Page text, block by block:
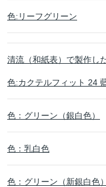
色:リーフグリーン
清流（和紙表）で製作し
色:カクテルフィット 24
色：グリーン（銀白色）
色：乳白色
色：グリーン（新銀白色）